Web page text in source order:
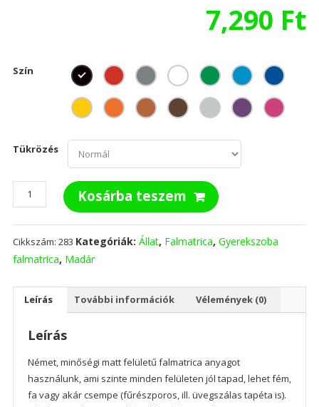
7,290 Ft
Szín
Tükrözés
Felhők
és
mennyiség
Kosárba teszem
Cikkszám: 283 Kategóriák: Állat, Falmatrica, Gyerekszoba
falmatrica, Madár
Leírás További információk Vélemények (0)
Leírás
Német, minőségi matt felületű falmatrica anyagot
használunk, ami szinte minden felületen jól tapad, lehet fém,
fa vagy akár csempe (fűrészporos, ill. üvegszálas tapéta is).